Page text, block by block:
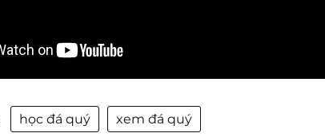
học đá quý xem đá quý